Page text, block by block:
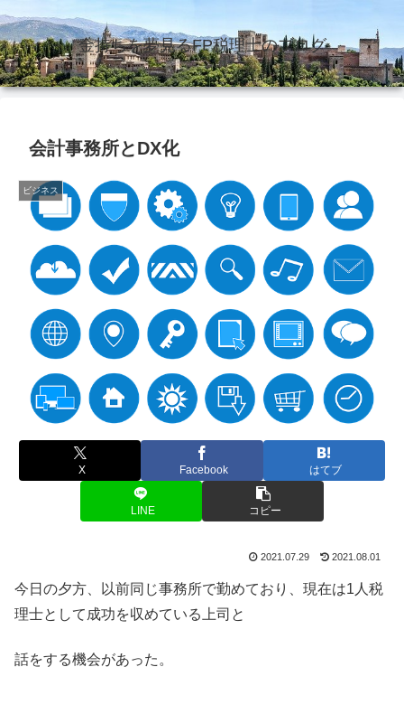
金持ちを夢見るFP税理士のブログ
会計事務所とDX化
ビジネス
X Facebook はてブ
LINE コピー
2021.07.29 2021.08.01
今日の夕方、以前同じ事務所で勤めており、現在は1人税
理士として成功を収めている上司と
話をする機会があった。